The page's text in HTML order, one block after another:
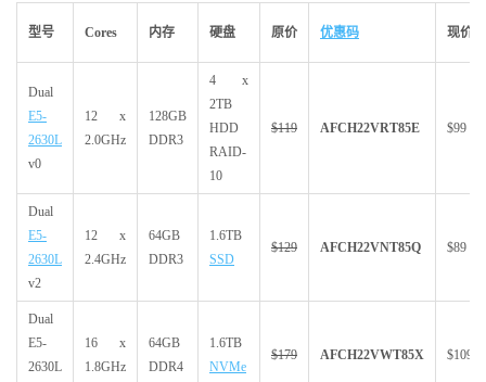
型号 Cores 内存 硬盘 原价 优惠码 现价
Dual
E5-
2630L
v0
12 x
2.0GHz
128GB
DDR3
4 x
2TB
HDD
RAID-
10
$119 AFCH22VRT85E $99
Dual
E5-
2630L
v2
12 x
2.4GHz
64GB
DDR3
1.6TB
SSD
$129 AFCH22VNT85Q $89
Dual
E5-
2630L
16 x
1.8GHz
64GB
DDR4
1.6TB
NVMe
$179 AFCH22VWT85X $109